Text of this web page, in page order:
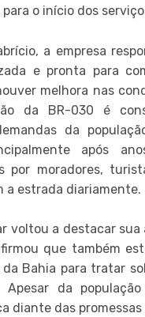
o início dos
a empresa
e pronta para
melhora nas
da BR-030 é
da
após
por moradores,
a estrada diariamente.
voltou a destacar
que também
da Bahia para tratar
Apesar da
diante das